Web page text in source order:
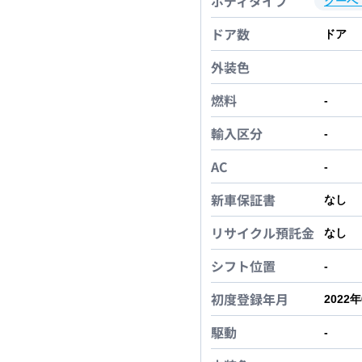
ドア数 ドア
外装色
燃料
-
輸入区分 -
AC -
新車保証書 なし
リサイクル預託金 なし
シフト位置 -
初度登録年月 2022年
駆動 -